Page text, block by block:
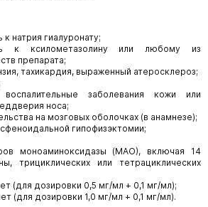
к натрия гиалуронату;
к ксилометазолину или любому из
препарата;
тахикардия, выраженный атеросклероз;
воспалительные заболевания кожи или
носа;
на мозговых оболочках (в анамнезе);
гипофизэктомии;
моноаминоксидазы (МАО), включая 14
трициклических или тетрациклических
(для дозировки 0,5 мг/мл + 0,1 мг/мл);
(для дозировки 1,0 мг/мл + 0,1 мг/мл).